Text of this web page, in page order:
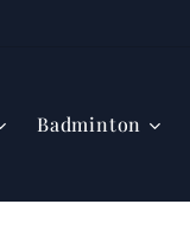
Badminton